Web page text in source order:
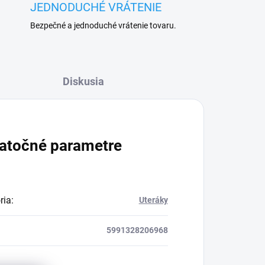
JEDNODUCHÉ VRÁTENIE
Bezpečné a jednoduché vrátenie tovaru.
Diskusia
parametre
: Uteráky
5991328206968